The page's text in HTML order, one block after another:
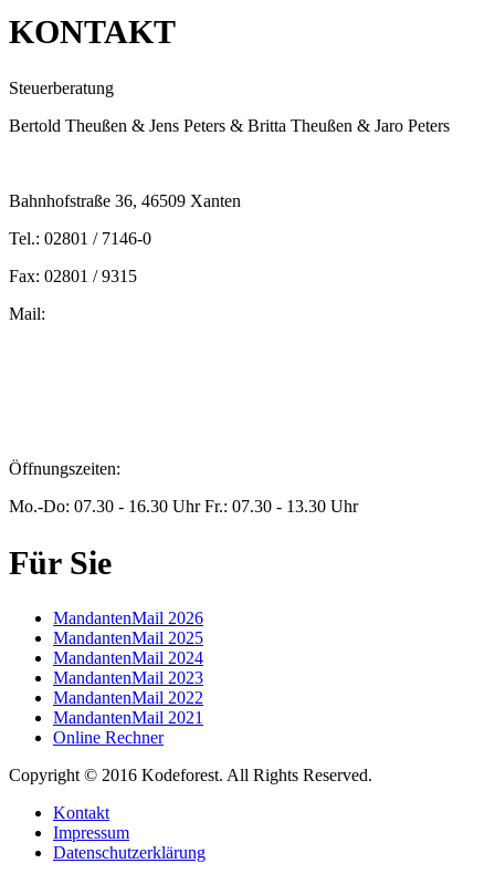
KONTAKT
Steuerberatung
Bertold Theußen & Jens Peters & Britta Theußen & Jaro Peters
Bahnhofstraße 36, 46509 Xanten
Tel.: 02801 / 7146-0
Fax: 02801 / 9315
Mail:
Öffnungszeiten:
Mo.-Do: 07.30 - 16.30 Uhr Fr.: 07.30 - 13.30 Uhr
Für Sie
MandantenMail 2026
MandantenMail 2025
MandantenMail 2024
MandantenMail 2023
MandantenMail 2022
MandantenMail 2021
Online Rechner
Copyright © 2016 Kodeforest. All Rights Reserved.
Kontakt
Impressum
Datenschutzerklärung